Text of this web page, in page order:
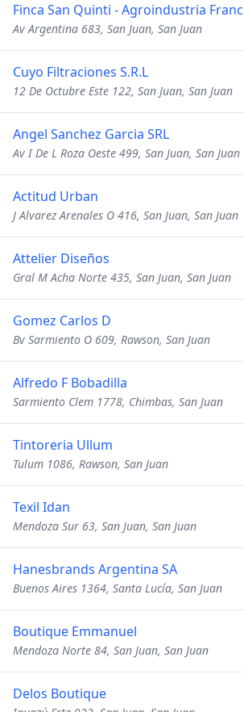
Av Argentina 683, San Juan, San Juan
Cuyo Filtraciones S.R.L
12 De Octubre Este 122, San Juan, San Juan
Angel Sanchez Garcia SRL
Av I De L Roza Oeste 499, San Juan, San Juan
Actitud Urban
J Alvarez Arenales O 416, San Juan, San Juan
Attelier Diseños
Gral M Acha Norte 435, San Juan, San Juan
Gomez Carlos D
Bv Sarmiento O 609, Rawson, San Juan
Alfredo F Bobadilla
Sarmiento Clem 1778, Chimbas, San Juan
Tintoreria Ullum
Tulum 1086, Rawson, San Juan
Texil Idan
Mendoza Sur 63, San Juan, San Juan
Hanesbrands Argentina SA
Buenos Aires 1364, Santa Lucía, San Juan
Boutique Emmanuel
Mendoza Norte 84, San Juan, San Juan
Delos Boutique